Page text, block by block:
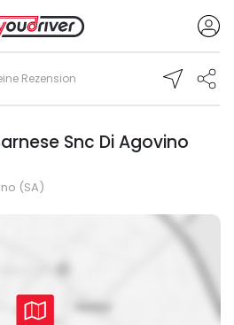
Rezension
Snc Di Agovino
(SA)